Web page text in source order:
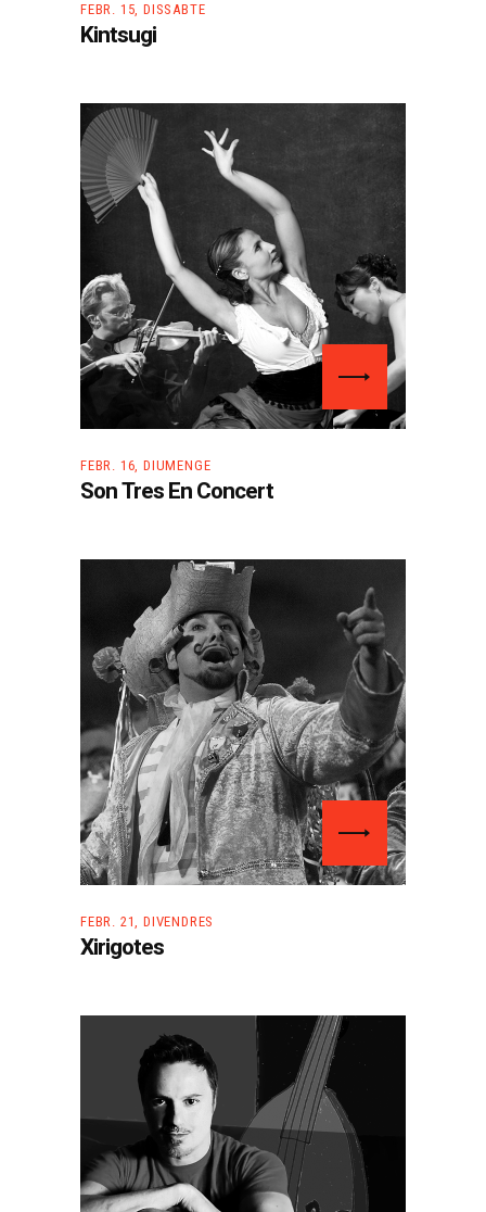
FEBR. 15, DISSABTE
Kintsugi
FEBR. 16, DIUMENGE
Son Tres En Concert
FEBR. 21, DIVENDRES
Xirigotes